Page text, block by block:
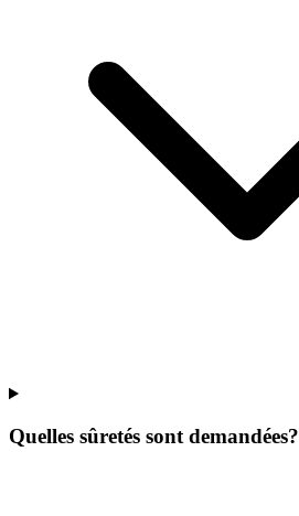
Quelles sûretés sont demandées?